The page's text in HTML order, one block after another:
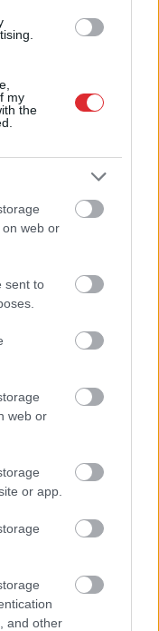
my
the
web or
sent to
web or
or app.
and other
četrus
ar kuru ēšanu
pārlieku
Ziņot